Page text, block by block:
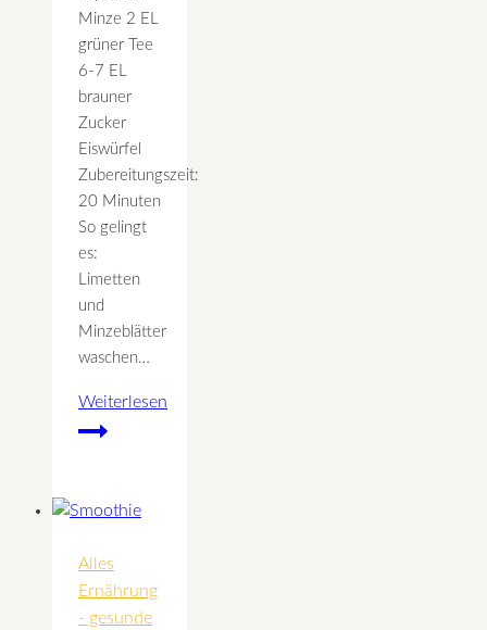
Minze 2 EL
grüner Tee
6-7 EL
brauner
Zucker
Eiswürfel
Zubereitungszeit:
20 Minuten
So gelingt
es:
Limetten
und
Minzeblätter
waschen…
Weiterlesen
Herrlich
Alles
Ernährung
- gesunde